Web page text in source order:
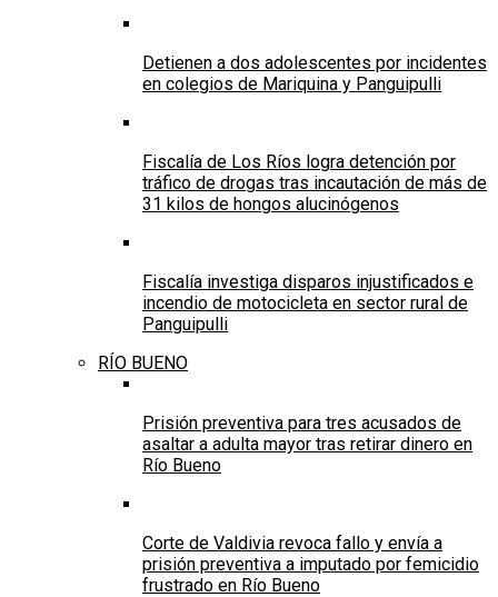
Detienen a dos adolescentes por incidentes
en colegios de Mariquina y Panguipulli
Fiscalía de Los Ríos logra detención por
tráfico de drogas tras incautación de más de
31 kilos de hongos alucinógenos
Fiscalía investiga disparos injustificados e
incendio de motocicleta en sector rural de
Panguipulli
RÍO BUENO
Prisión preventiva para tres acusados de
asaltar a adulta mayor tras retirar dinero en
Río Bueno
Corte de Valdivia revoca fallo y envía a
prisión preventiva a imputado por femicidio
frustrado en Río Bueno